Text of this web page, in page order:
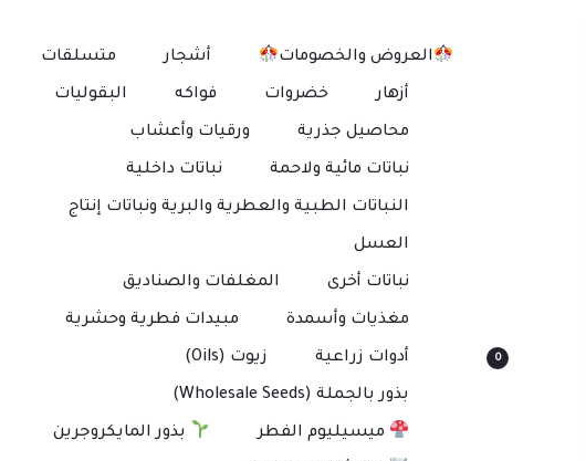
0
العروض والخصومات أشجار متسلقات
أزهار خضروات فواكه البقوليات
محاصيل جذرية ورقيات وأعشاب
نباتات مائية ولاحمة نباتات داخلية
النباتات الطبية والعطرية والبرية ونباتات إنتاج
العسل
نباتات أخرى المغلفات والصناديق
مغذيات وأسمدة مبيدات فطرية وحشرية
أدوات زراعية زيوت (Oils)
بذور بالجملة (Wholesale Seeds)
ميسيليوم الفطر بذور المايكروجرين